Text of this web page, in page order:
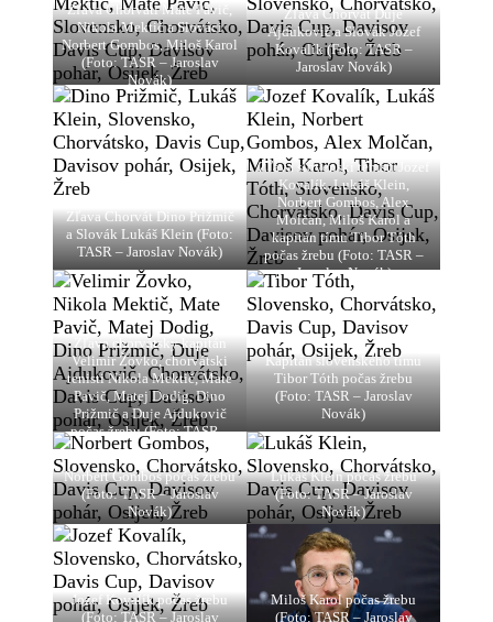
Zľava Chorváti Mate Pavič,
Nikola Mektič a Slováci
Norbert Gombos, Miloš Karol
(Foto: TASR – Jaroslav
Novák)
Zľava Chorvát Duje
Ajdukovič a Slovák Jozef
Kovalík (Foto: TASR –
Jaroslav Novák)
Zľava Chorvát Dino Prižmič
a Slovák Lukáš Klein (Foto:
TASR – Jaroslav Novák)
Zľava slovenskí tenisti Jozef
Kovalík, Lukáš Klein,
Norbert Gombos, Alex
Molčan, Miloš Karol a
kapitán tímu Tibor Tóth
počas žrebu (Foto: TASR –
Jaroslav Novák)
Zľava chorvátsky kapitán
Velimir Žovko, chorvátski
tenisti Nikola Mektič, Mate
Pavič, Matej Dodig, Dino
Prižmič a Duje Ajdukovič
počas žrebu (Foto: TASR –
Jaroslav Novák)
Kapitán slovenského tímu
Tibor Tóth počas žrebu
(Foto: TASR – Jaroslav
Novák)
Norbert Gombos počas žrebu
(Foto: TASR – Jaroslav
Novák)
Lukáš Klein počas žrebu
(Foto: TASR – Jaroslav
Novák)
Jozef Kovalík počas žrebu
(Foto: TASR – Jaroslav
Miloš Karol počas žrebu
(Foto: TASR – Jaroslav